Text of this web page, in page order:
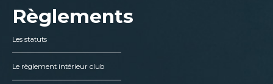
Règlements
Les statuts
Le règlement intérieur club